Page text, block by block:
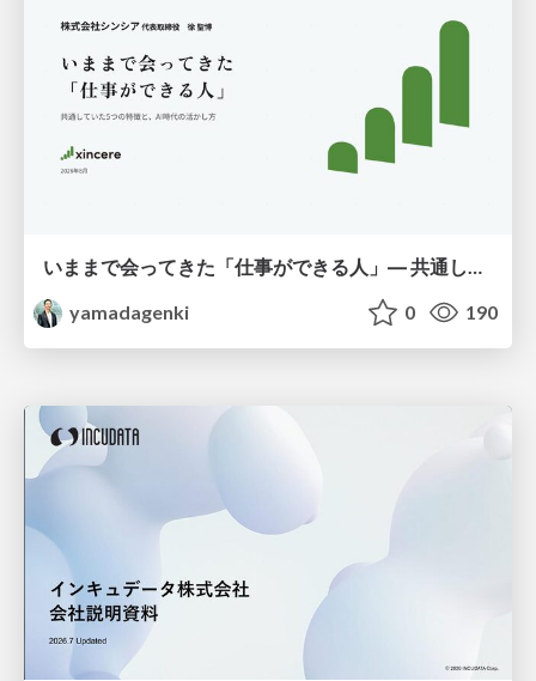
いままで会ってきた「仕事ができる人」― 共通していた5つの特徴とAI時代の活かし方
yamadagenki
0 190